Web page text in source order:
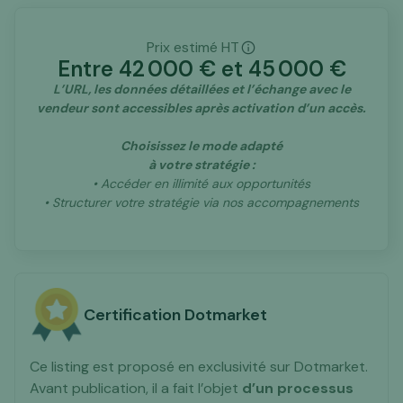
tiers
d’intermédiation spécialisé dans les actifs
digitaux
Prix estimé HT
Entre 42 000 € et 45 000 €
L’URL, les données détaillées et l’échange avec le
vendeur sont accessibles après activation d’un accès.
Choisissez le mode adapté
à votre stratégie :
• Accéder en illimité aux opportunités
• Structurer votre stratégie via nos accompagnements
Certification Dotmarket
Ce listing est proposé en exclusivité sur Dotmarket.
Avant publication, il a fait l’objet d’un processus